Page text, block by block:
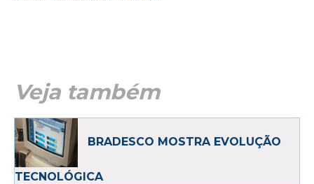
Veja também
BRADESCO MOSTRA EVOLUÇÃO
TECNOLÓGICA